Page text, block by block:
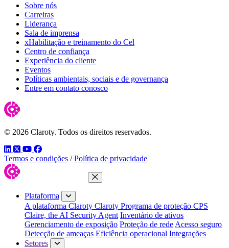
Sobre nós
Carreiras
Liderança
Sala de imprensa
xHabilitação e treinamento do Cel
Centro de confiança
Experiência do cliente
Eventos
Políticas ambientais, sociais e de governança
Entre em contato conosco
© 2026 Claroty. Todos os direitos reservados.
LinkedIn
TwitterYouTube
Facebook
Termos e condições / Política de privacidade
Fechar menu
Plataforma
A plataforma Claroty Claroty Programa de proteção CPS
Claire, the AI Security Agent Inventário de ativos
Gerenciamento de exposição Proteção de rede Acesso seguro
Detecção de ameaças Eficiência operacional Integrações
Setores